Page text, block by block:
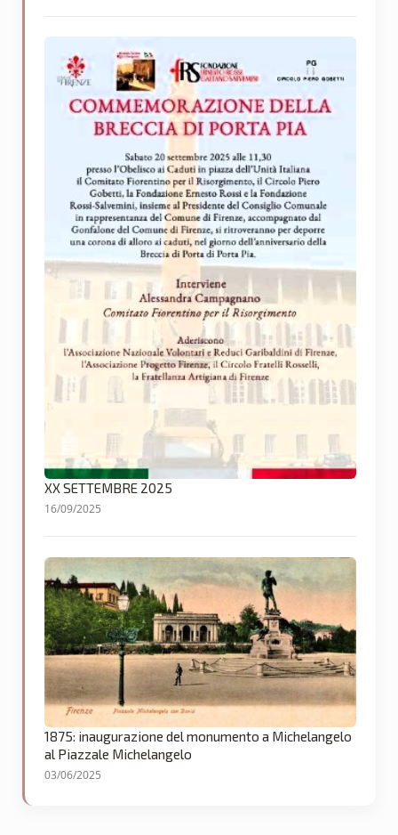
XX SETTEMBRE 2025
16/09/2025
1875: inaugurazione del monumento a Michelangelo
al Piazzale Michelangelo
03/06/2025